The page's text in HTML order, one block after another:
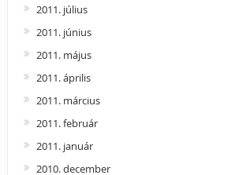
2011. július
2011. június
2011. május
2011. április
2011. március
2011. február
2011. január
2010. december